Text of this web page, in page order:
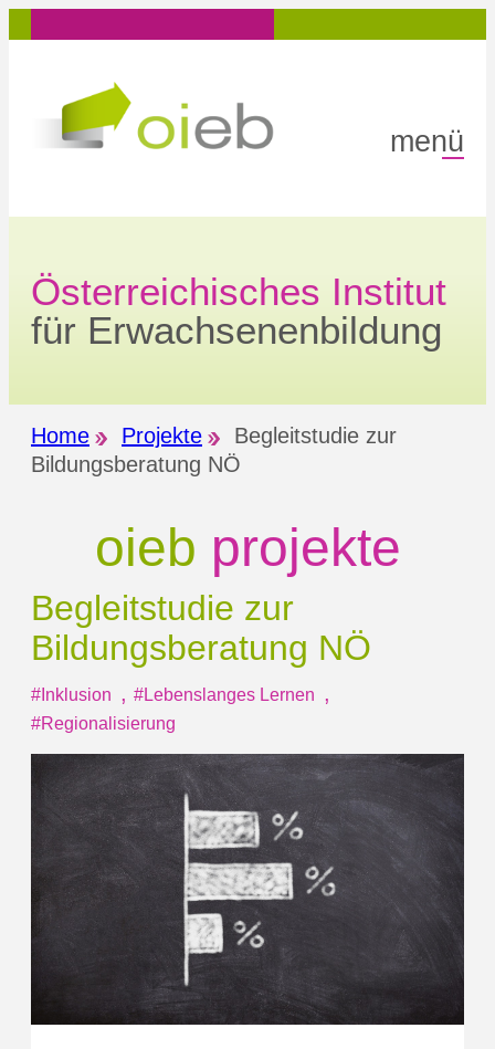
Inhalt
menü
Österreichisches Institut
für Erwachsenenbildung
Home Projekte
Begleitstudie zur
Bildungsberatung NÖ
oieb projekte
Begleitstudie zur
Bildungsberatung NÖ
#Inklusion , #Lebenslanges Lernen ,
#Regionalisierung